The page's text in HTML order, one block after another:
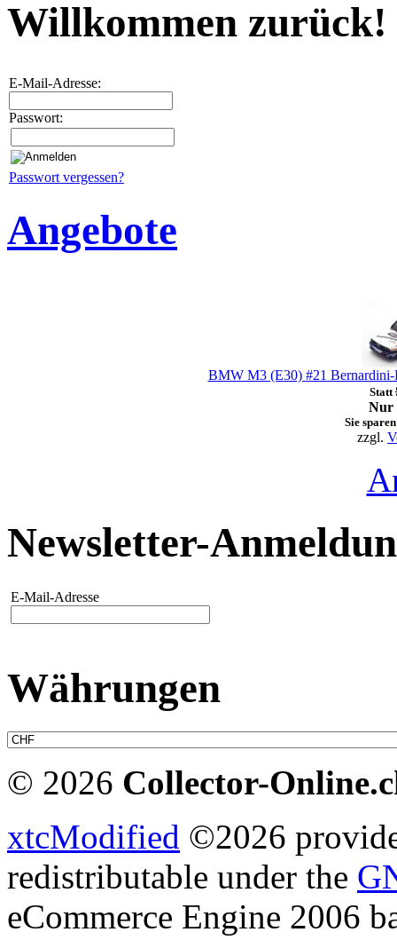
Willkommen zurück!
E-Mail-Adresse:
Passwort:
Passwort vergessen?
Angebote
BMW M3 (E30) #21
Statt
Nur
Sie
zzgl.
Newsletter-
E-Mail-Adresse
Währungen
© 2026 Collector-
xtcModified ©2026
redistributable under the
eCommerce Engine 2006